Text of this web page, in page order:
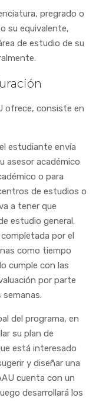
pregrado o
su equivalente,
de estudio de su
ofrece, consiste en
estudiante envía
asesor académico
o para
de estudios o
a tener que
estudio general.
por el
como tiempo
cumple con las
por parte
del programa, en
su plan de
está interesado
y diseñar una
cuenta con un
desarrollará los